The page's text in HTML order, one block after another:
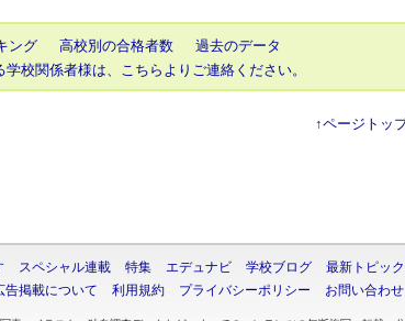
ング 高校別の合格者数
過去のデータ
校関係者様は、こちらよりご連絡ください。
↑ページトッ
スペシャル連載 特集 エデュナビ 学校ブログ 最新トピッ
告掲載について 利用規約 プライバシーポリシー お問い合わせ